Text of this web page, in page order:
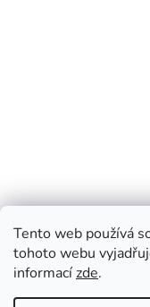
Tento web používá
tohoto webu
informacízde.